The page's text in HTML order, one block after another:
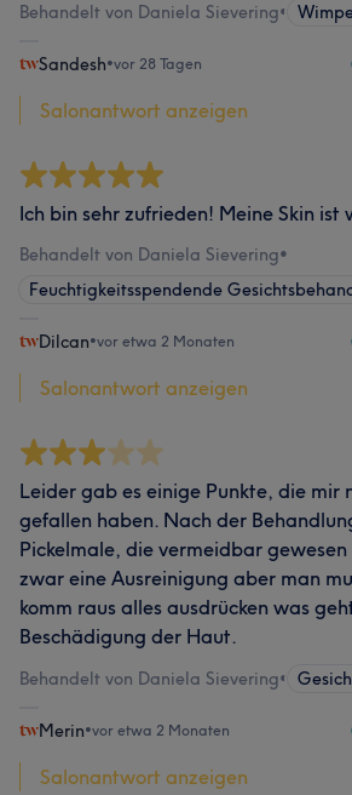
Behandelt von Daniela Sievering•
Sandesh•vor 28 Tagen
Salonantwort anzeigen
Ich bin sehr zufrieden! Meine Skin ist
Behandelt von Daniela Sievering•
Feuchtigkeitsspendende
Dilcan•vor etwa 2 Monaten
Salonantwort anzeigen
Leider gab es einige Punkte, die mir
gefallen haben. Nach der
Pickelmale, die vermeidbar
zwar eine Ausreinigung aber man
komm raus alles ausdrücken was
Beschädigung der Haut.
Behandelt von Daniela Sievering•
Merin•vor etwa 2 Monaten
Salonantwort anzeigen